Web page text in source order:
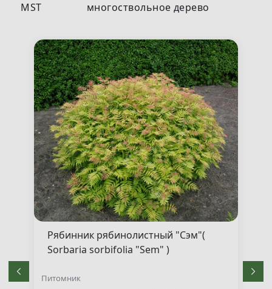
MST
многоствольное дерево
Рябинник рябинолистный "Сэм"(
Sorbaria sorbifolia "Sem" )
Питомник